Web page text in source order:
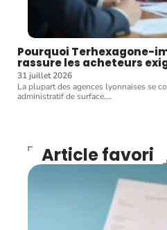
Pourquoi Terhexagone-
rassure les acheteurs
31 juillet 2026
La plupart des agences lyonnaises se
administratif de surface.…
Article favori